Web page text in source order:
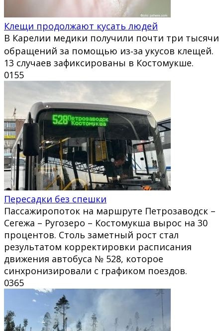
Клещи продолжают кусать людей
В Карелии медики получили почти три тысячи
обращений за помощью из‑за укусов клещей.
13 случаев зафиксированы в Костомукше.
0155
Пересадки без спешки
Пассажиропоток на маршруте Петрозаводск –
Сегежа – Ругозеро – Костомукша вырос на 30
процентов. Столь заметный рост стал
результатом корректировки расписания
движения автобуса № 528, которое
синхронизировали с графиком поездов.
0365